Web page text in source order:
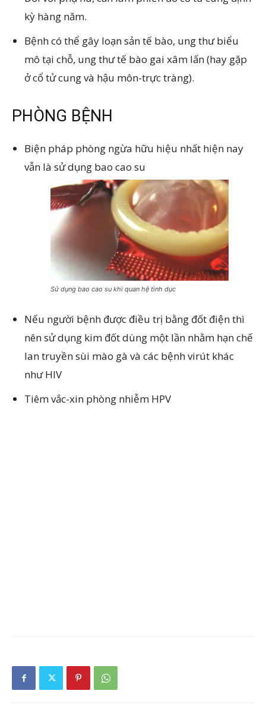
kỳ hàng năm.
Bệnh có thể gây loạn sản tế bào, ung thư biểu
mô tại chỗ, ung thư tế bào gai xâm lấn (hay gặp
ở cổ tử cung và hậu môn-trực tràng).
PHÒNG BỆNH
Biện pháp phòng ngừa hữu hiệu nhất hiện nay
vẫn là sử dụng bao cao su
Sử dụng bao cao su khi quan hệ tình dục
Nếu người bệnh được điều trị bằng đốt điện thì
nên sử dụng kim đốt dùng một lần nhằm hạn chế
lan truyền sùi mào gà và các bệnh virút khác
như HIV
Tiêm vắc-xin phòng nhiễm HPV